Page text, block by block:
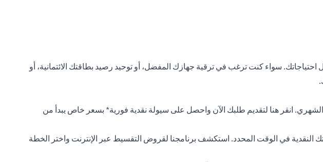
سواء كنت ترغب في ترقية جهازك المفضل، أو توحيد رصيد بطاقتك الائتمانية، أو
انقر هنا لتقديم طلبك الآن واحصل على سيولة نقدية فورية* بسعر خاص يبدأ من
النقدية في الوقت المحدد. استكشف برنامجنا لقروض التقسيط عبر الإنترنت واختر الخطة